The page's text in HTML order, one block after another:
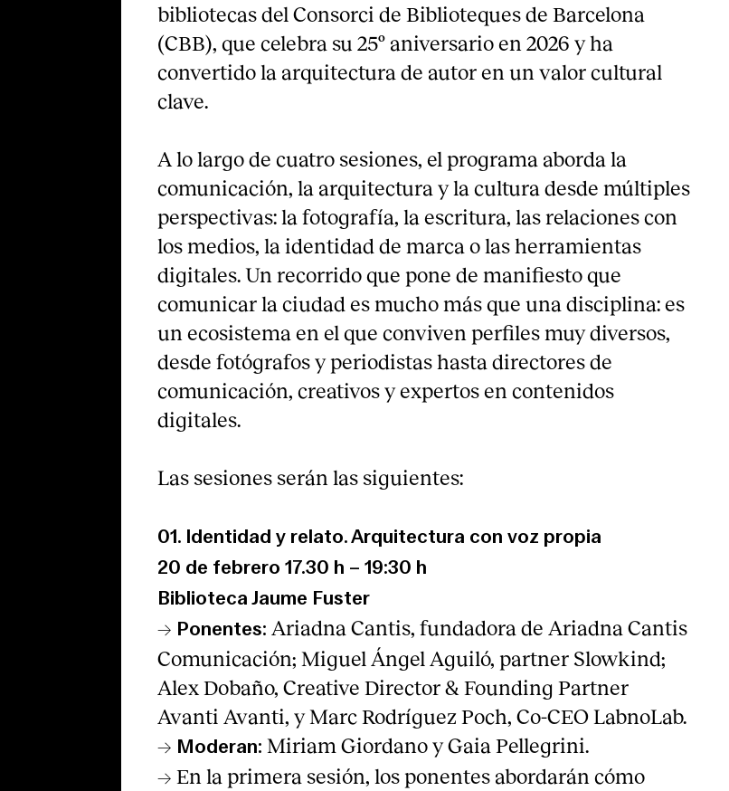
bibliotecas del Consorci de Biblioteques de Barcelona
(CBB), que celebra su 25º aniversario en 2026 y ha
convertido la arquitectura de autor en un valor cultural
clave.
A lo largo de cuatro sesiones, el programa aborda la
comunicación, la arquitectura y la cultura desde múltiples
perspectivas: la fotografía, la escritura, las relaciones con
los medios, la identidad de marca o las herramientas
digitales. Un recorrido que pone de manifiesto que
comunicar la ciudad es mucho más que una disciplina: es
un ecosistema en el que conviven perfiles muy diversos,
desde fotógrafos y periodistas hasta directores de
comunicación, creativos y expertos en contenidos
digitales.
Las sesiones serán las siguientes:
01. Identidad y relato. Arquitectura con voz propia
20 de febrero 17.30 h – 19:30 h
Biblioteca Jaume Fuster
→ Ponentes: Ariadna Cantis, fundadora de Ariadna Cantis
Comunicación; Miguel Ángel Aguiló, partner Slowkind;
Alex Dobaño, Creative Director & Founding Partner
Avanti Avanti, y Marc Rodríguez Poch, Co-CEO LabnoLab.
→ Moderan: Miriam Giordano y Gaia Pellegrini.
→ En la primera sesión, los ponentes abordarán cómo